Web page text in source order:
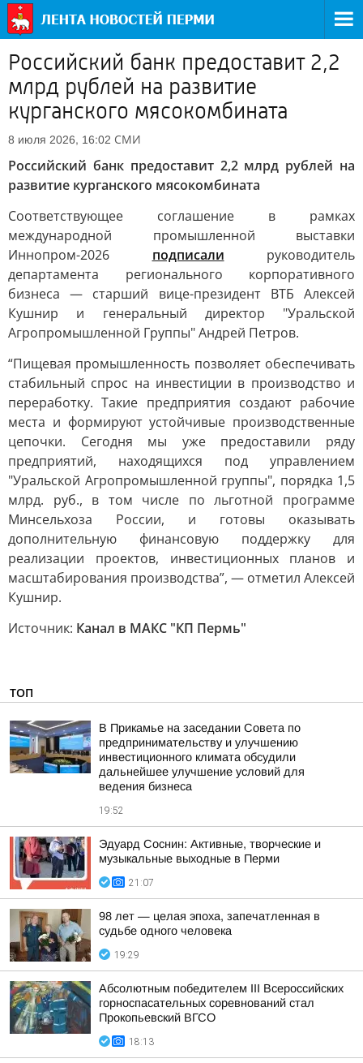
Российский банк предоставит 2,2
млрд рублей на развитие
курганского мясокомбината
8 июля 2026, 16:02 СМИ
Российский банк предоставит 2,2 млрд рублей на
развитие курганского мясокомбината
Соответствующее соглашение в рамках
международной промышленной выставки
Иннопром-2026 подписали руководитель
департамента регионального корпоративного
бизнеса — старший вице-президент ВТБ Алексей
Кушнир и генеральный директор "Уральской
Агропромышленной Группы" Андрей Петров.
“Пищевая промышленность позволяет обеспечивать
стабильный спрос на инвестиции в производство и
переработку. Такие предприятия создают рабочие
места и формируют устойчивые производственные
цепочки. Сегодня мы уже предоставили ряду
предприятий, находящихся под управлением
"Уральской Агропромышленной группы", порядка 1,5
млрд. руб., в том числе по льготной программе
Минсельхоза России, и готовы оказывать
дополнительную финансовую поддержку для
реализации проектов, инвестиционных планов и
масштабирования производства”, — отметил Алексей
Кушнир.
Источник: Канал в МАКС "КП Пермь"
ТОП
В Прикамье на заседании Совета по
предпринимательству и улучшению
инвестиционного климата обсудили
дальнейшее улучшение условий для
ведения бизнеса
19:52
Эдуард Соснин: Активные, творческие и
музыкальные выходные в Перми
21:07
98 лет — целая эпоха, запечатленная в
судьбе одного человека
19:29
Абсолютным победителем III Всероссийских
горноспасательных соревнований стал
Прокопьевский ВГСО
18:13